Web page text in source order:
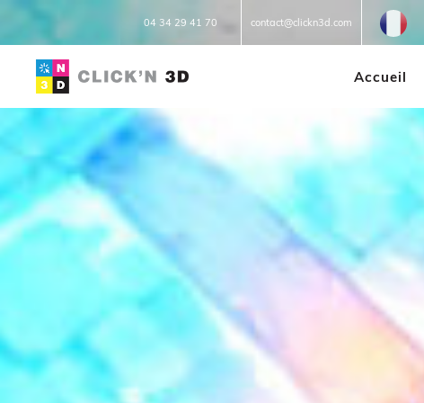
04 34 29 41 70 contact@clickn3d.com
Accueil
IMPRESSIONS 3D
Réparation 3D
Petites et moyennes séries
Impression à la demande ou
French